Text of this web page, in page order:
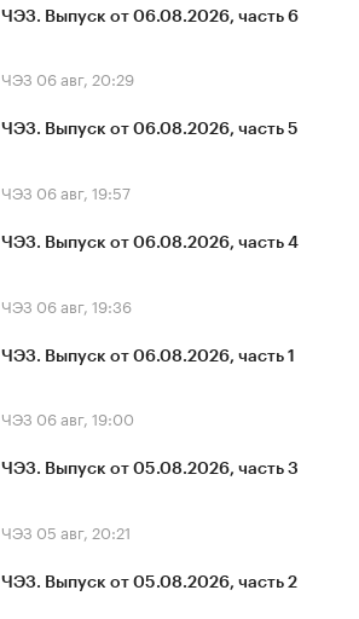
ЧЭЗ. Выпуск от 06.08.2026, часть 6
ЧЭЗ 06 авг, 20:29
ЧЭЗ. Выпуск от 06.08.2026, часть 5
ЧЭЗ 06 авг, 19:57
ЧЭЗ. Выпуск от 06.08.2026, часть 4
ЧЭЗ 06 авг, 19:36
ЧЭЗ. Выпуск от 06.08.2026, часть 1
ЧЭЗ 06 авг, 19:00
ЧЭЗ. Выпуск от 05.08.2026, часть 3
ЧЭЗ 05 авг, 20:21
ЧЭЗ. Выпуск от 05.08.2026, часть 2